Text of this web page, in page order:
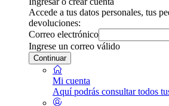
Accede a tus datos personales, tus
devoluciones:
Correo electrónico
Ingrese un correo válido
Continuar
Mi cuenta
Aquí podrás consultar todos